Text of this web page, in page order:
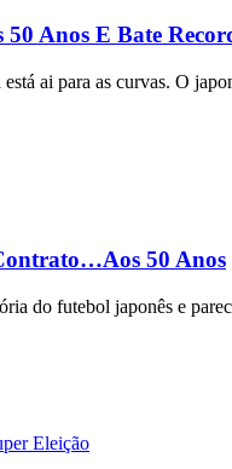
Anos E Bate
ai para as curvas. O
50 Anos
do futebol japonês e
Eleição